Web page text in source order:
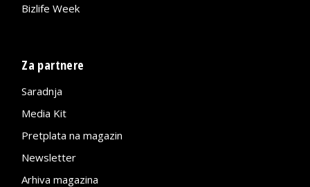
Bizlife Week
Za partnere
Saradnja
Media Kit
Pretplata na magazin
Newsletter
Arhiva magazina